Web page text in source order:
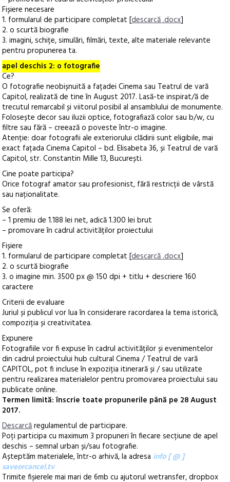
Fișiere necesare
1. formularul de participare completat [descarcă .docx]
2. o scurtă biografie
3. imagini, schițe, simulări, filmări, texte, alte materiale relevante
pentru propunerea ta.
apel deschis 2: o fotografie
Ce?
O fotografie neobișnuită a fațadei Cinema sau Teatrul de vară
Capitol, realizată de tine în August 2017. Lasă-te inspirat/ă de
trecutul remarcabil și viitorul posibil al ansamblului de monumente.
Folosește decor sau iluzii optice, fotografiază color sau b/w, cu
filtre sau fără – creează o poveste într-o imagine.
Atenție: doar fotografii ale exteriorului clădirii sunt eligibile, mai
exact fațada Cinema Capitol – bd. Elisabeta 36, și Teatrul de vară
Capitol, str. Constantin Mille 13, București.
Cine poate participa?
Orice fotograf amator sau profesionist, fără restricții de vârstă
sau naționalitate.
Se oferă:
– 1 premiu de 1.188 lei net, adică 1.300 lei brut
– promovare în cadrul activităților proiectului
Fișiere
1. formularul de participare completat [descarcă .docx]
2. o scurtă biografie
3. o imagine min. 3500 px @ 150 dpi + titlu + descriere 160
caractere
Criterii de evaluare
Juriul și publicul vor lua în considerare racordarea la tema istorică,
compoziția și creativitatea.
Expunere
Fotografiile vor fi expuse în cadrul activităților și evenimentelor
din cadrul proiectului hub cultural Cinema / Teatrul de vară
CAPITOL, pot fi incluse în expoziția itinerară și / sau utilizate
pentru realizarea materialelor pentru promovarea proiectului sau
publicate online.
Termen limită: înscrie toate propunerile până pe 28 August
2017.
Descarcăregulamentul de participare.
Poți participa cu maximum 3 propuneri în fiecare secțiune de apel
deschis – semnal urban și/sau fotografie.
Așteptăm materialele, într-o arhivă, la adresa info [ @ ]
saveorcancel.tv
Trimite fișierele mai mari de 6mb cu ajutorul wetransfer, dropbox